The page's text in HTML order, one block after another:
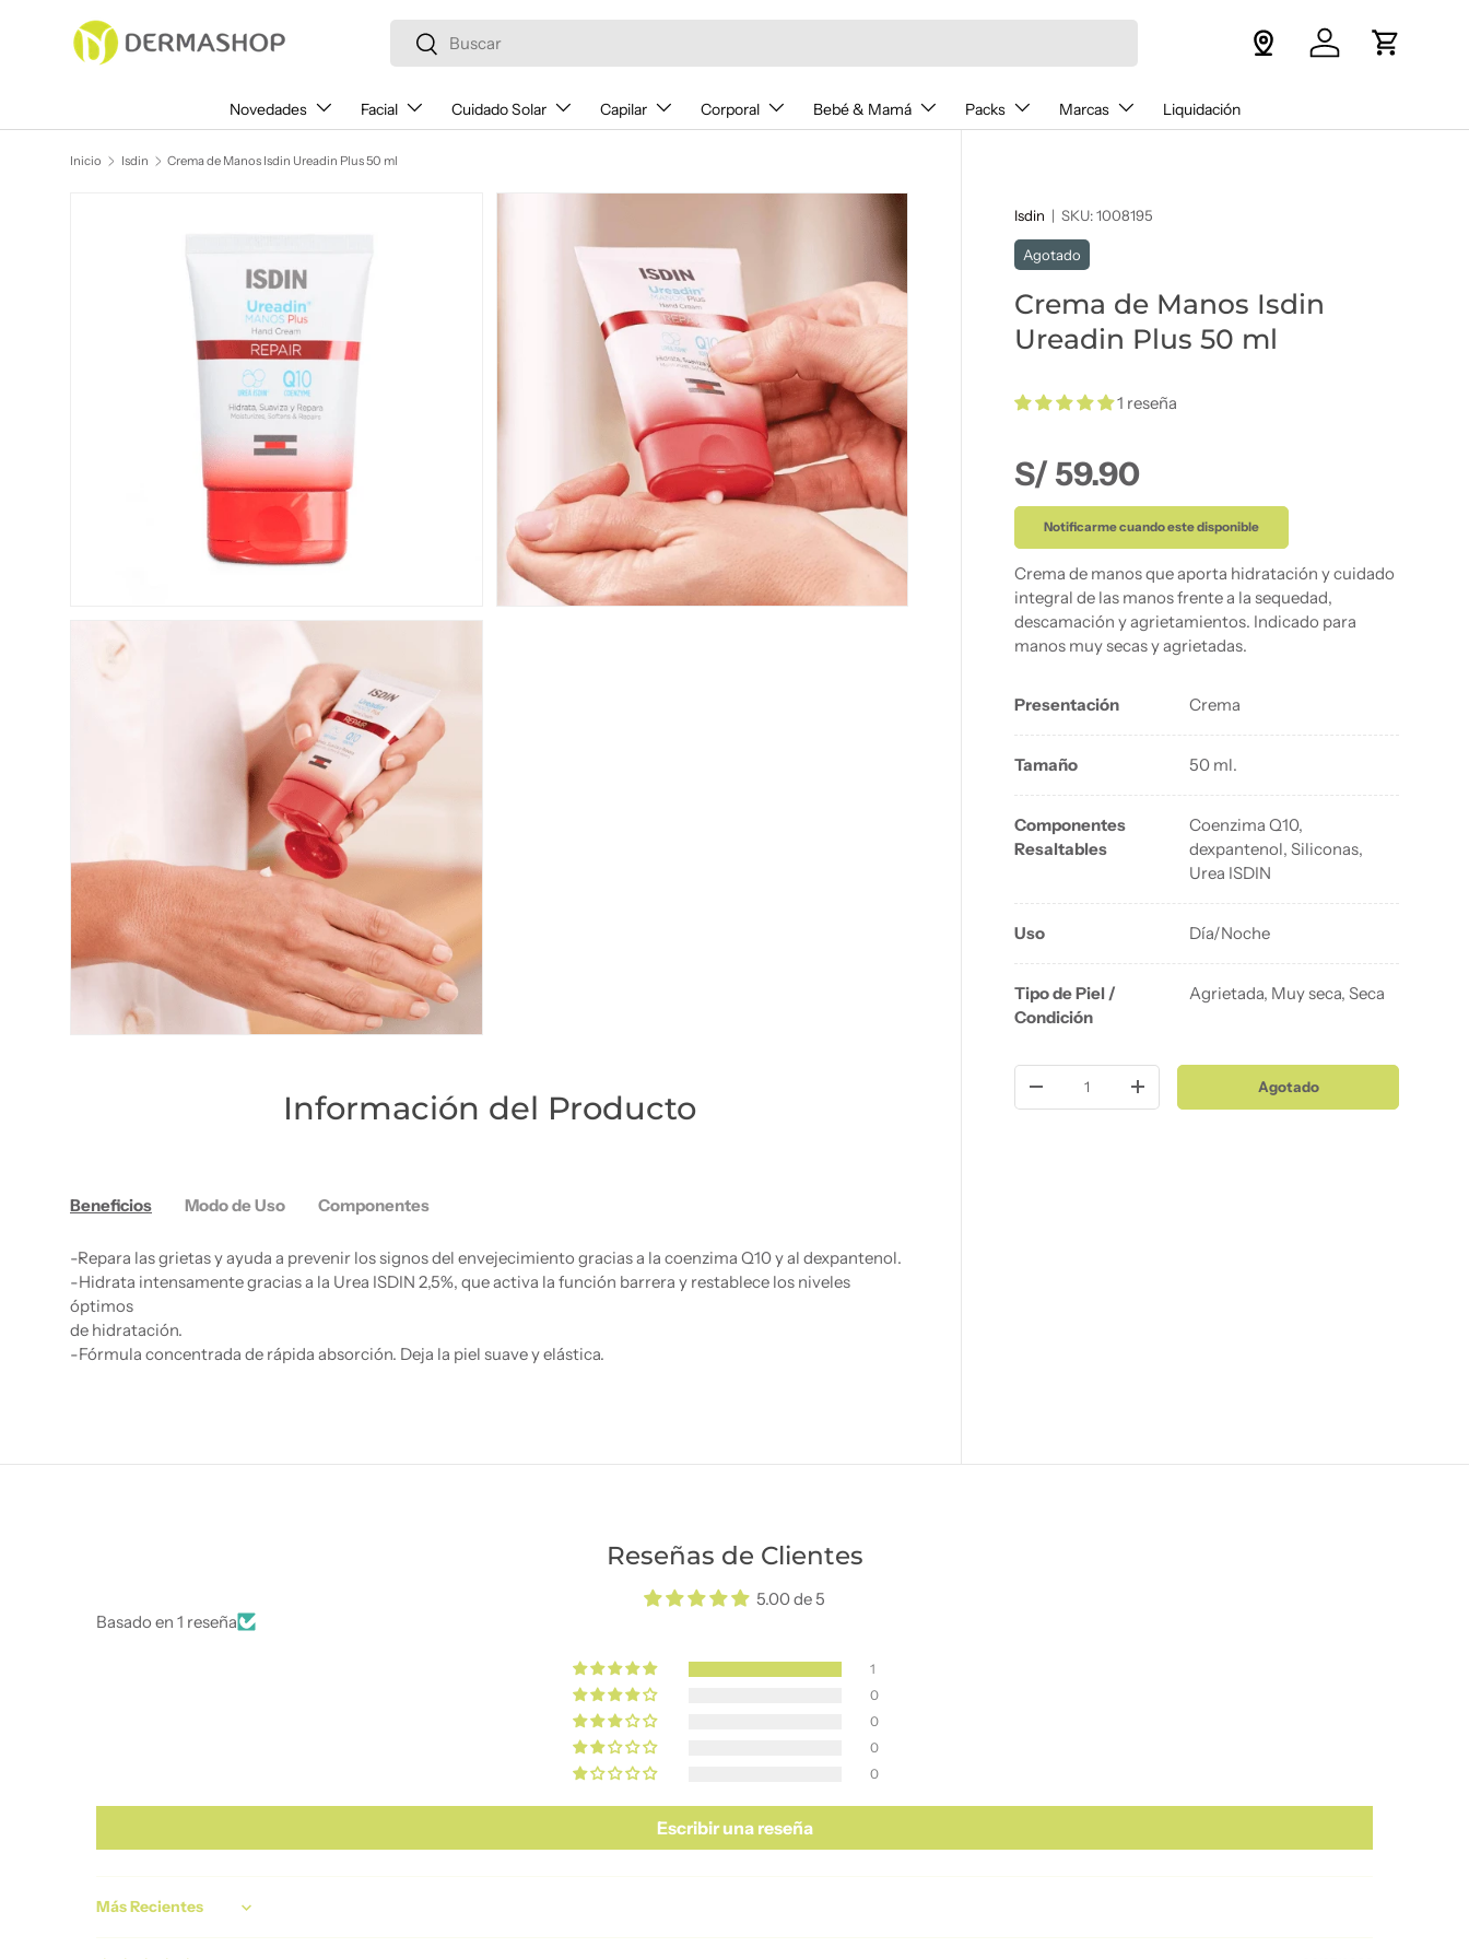
Ir al contenido Buscar
Buscar
Iniciar sesión
Carrito
Novedades Facial Cuidado Solar Capilar Corporal Bebé & Mamá Packs Marcas Liquidación
Inicio Isdin Crema de Manos Isdin Ureadin Plus 50 ml
Isdin | SKU:1008195
Agotado
Crema de Manos Isdin
Ureadin Plus 50 ml
1 reseña
Precio normal
S/ 59.90
Notificarme cuando este disponible
Crema de manos que aporta hidratación y cuidado
integral de las manos frente a la sequedad,
descamación y agrietamientos. Indicado para
manos muy secas y agrietadas.
Presentación Crema
Tamaño 50 ml.
Componentes
Resaltables
Coenzima Q10,
dexpantenol, Siliconas,
Urea ISDIN
Uso Día/Noche
Tipo de Piel /
Condición
Agrietada, Muy seca, Seca
Disminuir cantidadAumentar la cantidadAgotado
Información del Producto
Beneficios Modo de Uso Componentes
-Repara las grietas y ayuda a prevenir los signos del envejecimiento gracias a la coenzima Q10 y al dexpantenol.
-Hidrata intensamente gracias a la Urea ISDIN 2,5%, que activa la función barrera y restablece los niveles
óptimos
de hidratación.
-Fórmula concentrada de rápida absorción. Deja la piel suave y elástica.
Reseñas de Clientes
5.00 de 5
Basado en 1 reseña
1
0
0
0
0
Escribir una reseña
Sort by